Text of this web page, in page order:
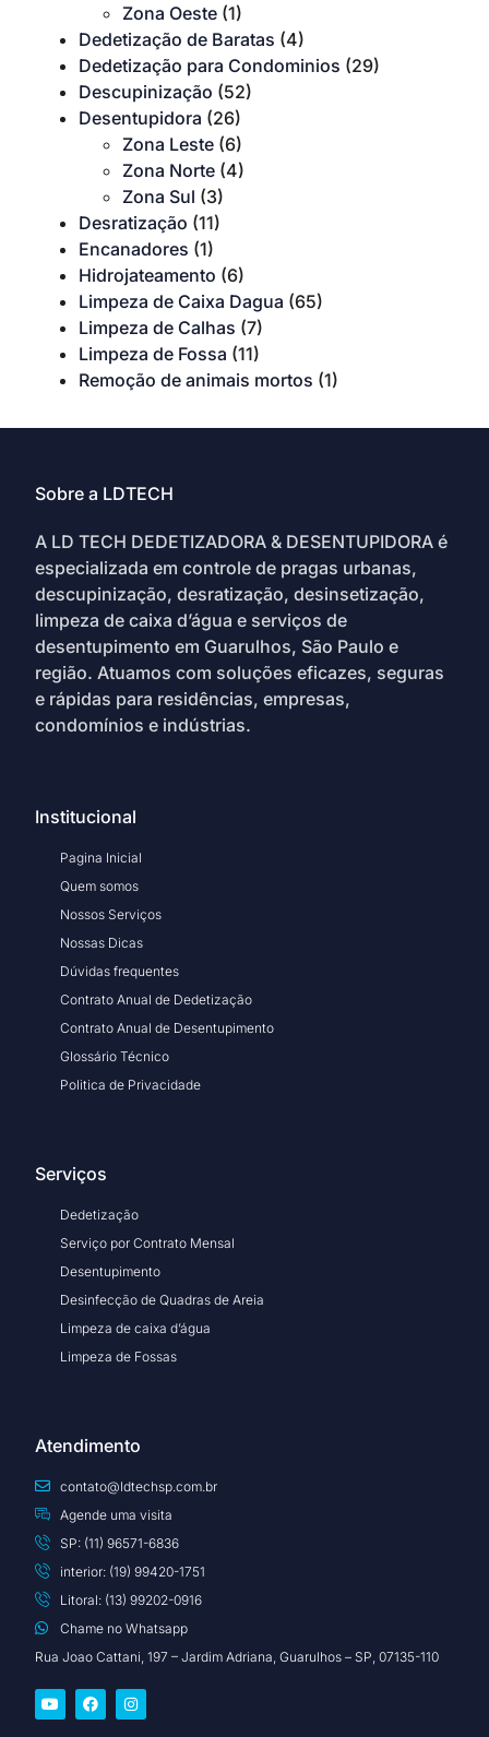
Zona Oeste (1)
Dedetização de Baratas (4)
Dedetização para Condominios (29)
Descupinização (52)
Desentupidora (26)
Zona Leste (6)
Zona Norte (4)
Zona Sul (3)
Desratização (11)
Encanadores (1)
Hidrojateamento (6)
Limpeza de Caixa Dagua (65)
Limpeza de Calhas (7)
Limpeza de Fossa (11)
Remoção de animais mortos (1)
Sobre a LDTECH
A LD TECH DEDETIZADORA & DESENTUPIDORA é
especializada em controle de pragas urbanas,
descupinização, desratização, desinsetização,
limpeza de caixa d’água e serviços de
desentupimento em Guarulhos, São Paulo e
região. Atuamos com soluções eficazes, seguras
e rápidas para residências, empresas,
condomínios e indústrias.
Institucional
Pagina Inicial
Quem somos
Nossos Serviços
Nossas Dicas
Dúvidas frequentes
Contrato Anual de Dedetização
Contrato Anual de Desentupimento
Glossário Técnico
Politica de Privacidade
Serviços
Dedetização
Serviço por Contrato Mensal
Desentupimento
Desinfecção de Quadras de Areia
Limpeza de caixa d’água
Limpeza de Fossas
Atendimento
contato@ldtechsp.com.br
Agende uma visita
SP: (11) 96571-6836
interior: (19) 99420-1751
Litoral: (13) 99202-0916
Chame no Whatsapp
Rua Joao Cattani, 197 – Jardim Adriana, Guarulhos – SP, 07135-110